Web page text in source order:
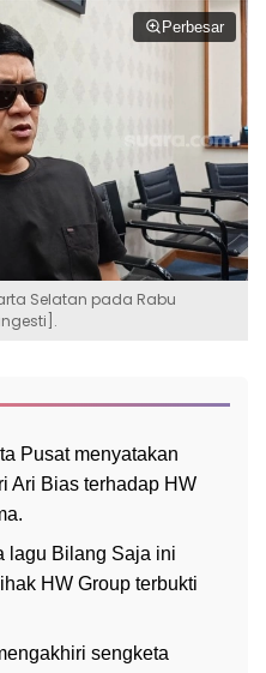
Perbesar
Selatan pada Rabu
Pusat menyatakan
Ari Bias terhadap HW
lagu Bilang Saja ini
HW Group terbukti
sengketa